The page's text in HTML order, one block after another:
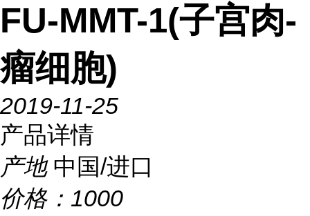
FU-MMT-1(子宫肉-
瘤细胞)
2019-11-25
产品详情
产地 中国/进口
价格： 1000